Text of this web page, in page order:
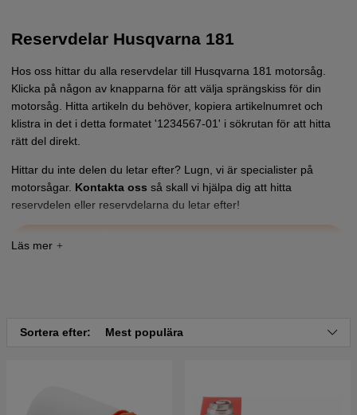
Reservdelar Husqvarna 181
Hos oss hittar du alla reservdelar till Husqvarna 181 motorsåg.
Klicka på någon av knapparna för att välja sprängskiss för din
motorsåg. Hitta artikeln du behöver, kopiera artikelnumret och
klistra in det i detta formatet '1234567-01' i sökrutan för att hitta
rätt del direkt.
Hittar du inte delen du letar efter? Lugn, vi är specialister på
motorsågar. Kontakta oss så skall vi hjälpa dig att hitta
reservdelen eller reservdelarna du letar efter!
Tryck här för sprängskiss och reservdelslista till
Sortera efter: Mest populära